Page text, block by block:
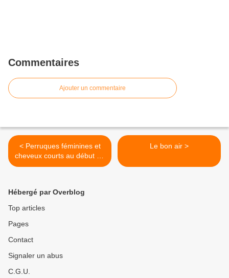
Commentaires
Ajouter un commentaire
< Perruques féminines et
cheveux courts au début du
XIXe siècle
Le bon air >
Hébergé par Overblog
Top articles
Pages
Contact
Signaler un abus
C.G.U.